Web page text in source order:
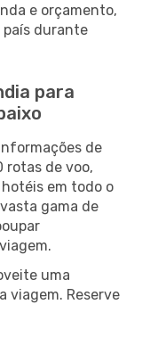
e orçamento,
país durante
para
de
rotas de voo,
em todo o
gama de
uma
viagem. Reserve